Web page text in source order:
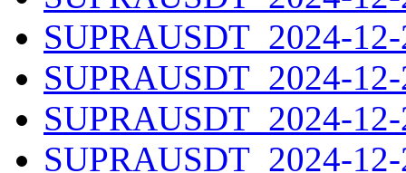
SUPRAUSDT_2024-12-
SUPRAUSDT_2024-12-
SUPRAUSDT_2024-12-
SUPRAUSDT_2024-12-